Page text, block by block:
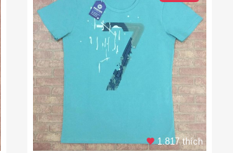
1.817 thích